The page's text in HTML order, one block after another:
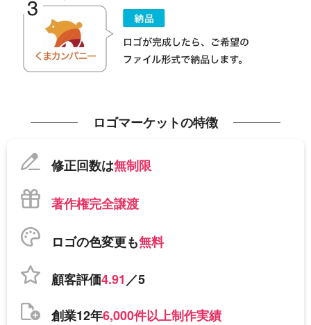
ロゴマーケットの特徴
修正回数は無制限
著作権完全譲渡
ロゴの色変更も無料
顧客評価4.91／5
創業12年6,000件以上制作実績